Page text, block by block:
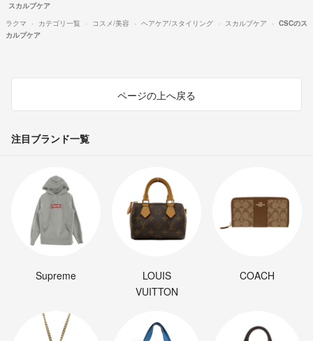
スカルプケア
ラクマ
カテゴリ一覧 コスメ/美容 ヘアケア/スタイリング スカルプケア
CSCのス
カルプケア
ページの上へ戻る
注目ブランド一覧
Supreme
LOUIS
VUITTON
COACH